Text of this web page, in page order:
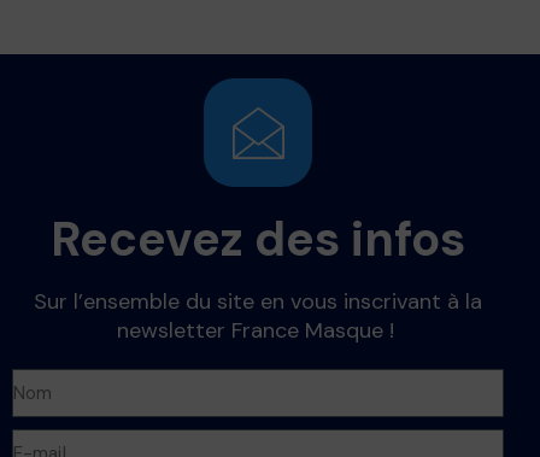
Recevez des infos
Sur l’ensemble du site en vous inscrivant à la
newsletter France Masque !